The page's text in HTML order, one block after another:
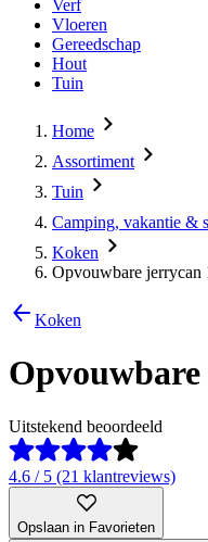
Verf
Vloeren
Gereedschap
Hout
Tuin
Home
Assortiment
Tuin
Camping, vakantie &
Koken
Opvouwbare jerrycan
Koken
Uitstekend beoordeeld
4.6 / 5 (21 klantreviews)
Opslaan in Favorieten